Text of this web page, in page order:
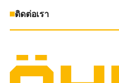
RACING
TERMS AND CONDITIONS
DOCUMENT LIBRARY
TECHNOLOGY
ติดต่อเรา
INSTAGRAM